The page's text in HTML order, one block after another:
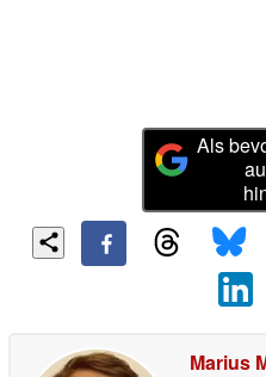
Als
Marius